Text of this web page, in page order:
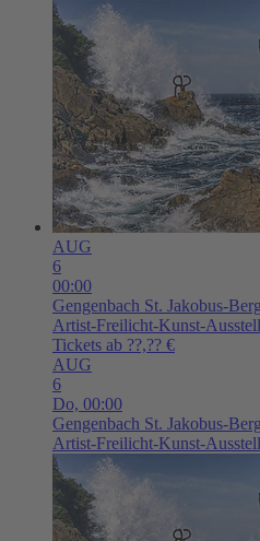
AUG
6
00:00
Gengenbach St. Jakobus-
Artist-Freilicht-Kunst-
Tickets ab ??,?? €
AUG
6
Do, 00:00
Gengenbach St. Jakobus-
Artist-Freilicht-Kunst-